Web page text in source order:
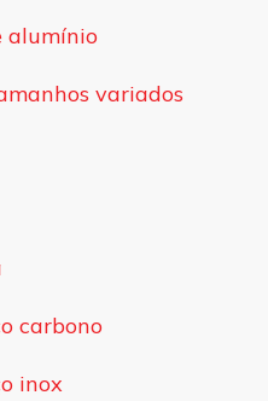
alumínio
variados
carbono
inox